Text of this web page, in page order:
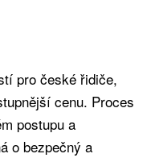
pro české řidiče,
cenu. Proces
postupu a
o bezpečný a